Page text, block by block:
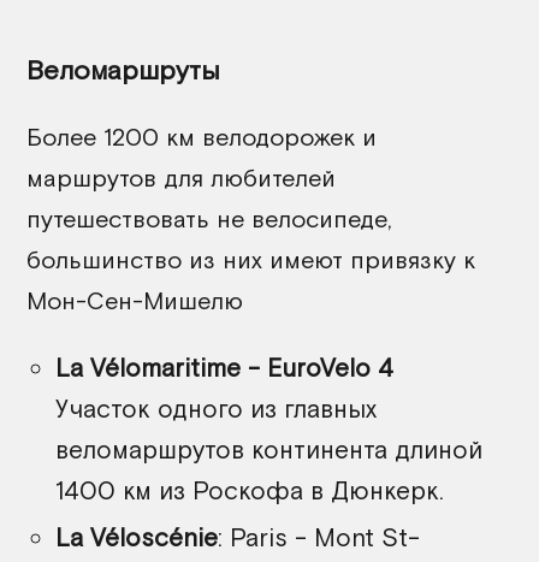
Веломаршруты
Более 1200 км велодорожек и
маршрутов для любителей
путешествовать не велосипеде,
большинство из них имеют привязку к
Мон-Сен-Мишелю
La Vélomaritime - EuroVelo 4
Участок одного из главных
веломаршрутов континента длиной
1400 км из Роскофа в Дюнкерк.
La Véloscénie: Paris - Mont St-